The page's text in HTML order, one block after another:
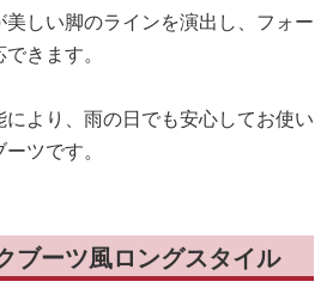
しい脚のラインを演出し、フォー
きます。
より、雨の日でも安心してお使い
ツです。
ブーツ風ロングスタイル